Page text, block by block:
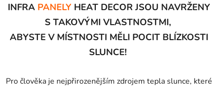
INFRA PANELY HEAT DECOR JSOU NAVRŽENY
S TAKOVÝMI VLASTNOSTMI,
ABYSTE V MÍSTNOSTI MĚLI POCIT BLÍZKOSTI
SLUNCE!
Pro člověka je nejpřirozenějším zdrojem tepla slunce, které